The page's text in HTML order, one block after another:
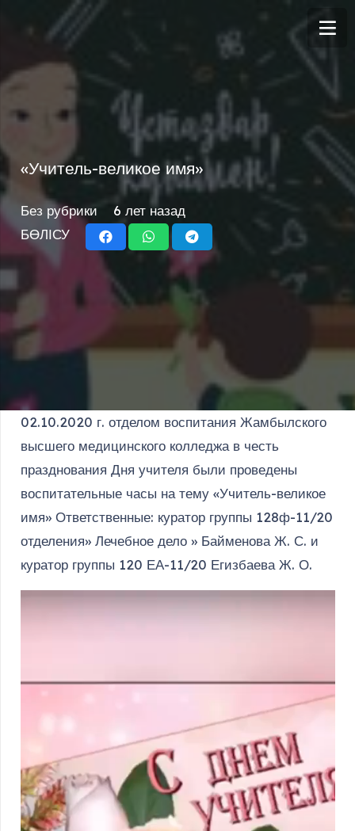
«Учитель-великое имя»
Без рубрики
6 лет назад
БӨЛІСУ
02.10.2020 г. отделом воспитания Жамбылского
высшего медицинского колледжа в честь
празднования Дня учителя были проведены
воспитательные часы на тему «Учитель-великое
имя» Ответственные: куратор группы 128ф-11/20
отделения» Лечебное дело » Байменова Ж. С. и
куратор группы 120 ЕА-11/20 Егизбаева Ж. О.
Видеоплеер